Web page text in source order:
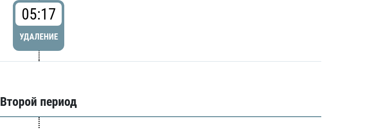
05:17
УДАЛЕНИЕ
Второй период